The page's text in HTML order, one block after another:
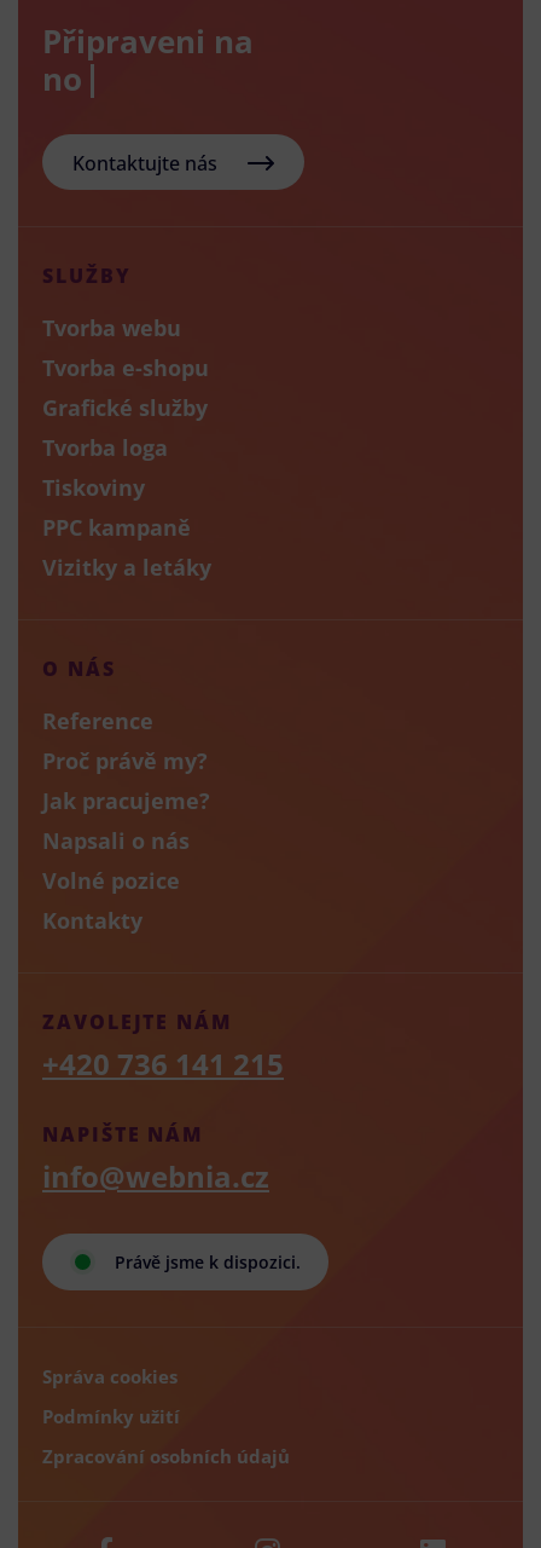
Připraveni na
nový e-s
Kontaktujte nás
SLUŽBY
Tvorba webu
Tvorba e-shopu
Grafické služby
Tvorba loga
Tiskoviny
PPC kampaně
Vizitky a letáky
O NÁS
Reference
Proč právě my?
Jak pracujeme?
Napsali o nás
Volné pozice
Kontakty
Právě jsme k dispozici.
NAPIŠTE NÁM
info@webnia.cz
ZAVOLEJTE NÁM
+420 736 141 215
Správa cookies
Podmínky užití
Zpracování osobních údajů